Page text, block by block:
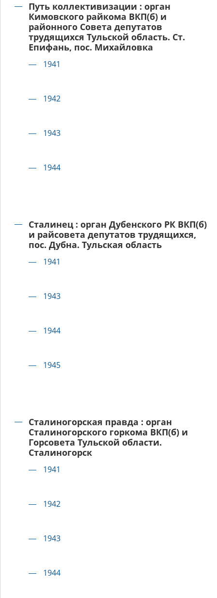
Путь коллективизации : орган
Кимовского райкома ВКП(б) и
районного Совета депутатов
трудящихся Тульской область. Ст.
Епифань, пос. Михайловка
1941
1942
1943
1944
Сталинец : орган Дубенского РК ВКП(б)
и райсовета депутатов трудящихся,
пос. Дубна. Тульская область
1941
1943
1944
1945
Сталиногорская правда : орган
Сталиногорского горкома ВКП(б) и
Горсовета Тульской области.
Сталиногорск
1941
1942
1943
1944